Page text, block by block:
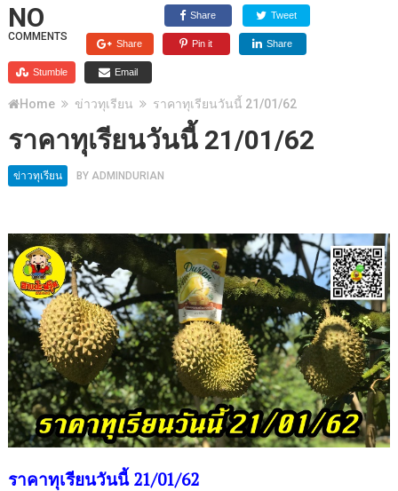
NO
COMMENTS
Share Tweet
Share Pin it Share
Stumble Email
Home ข่าวทุเรียน ราคาทุเรียนวันนี้ 21/01/62
ราคาทุเรียนวันนี้ 21/01/62
ข่าวทุเรียน BY ADMINDURIAN
ราคาทุเรียนวันนี้ 21/01/62